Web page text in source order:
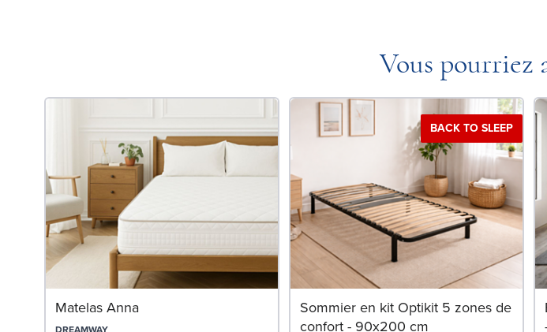
Vous pourriez
Matelas Anna
BACK TO SLEEP
Sommier en kit Optikit 5 zones de
confort - 90x200 cm